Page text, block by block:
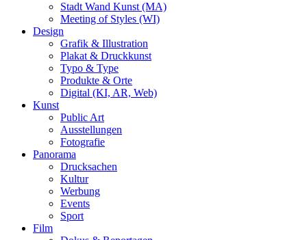
Stadt Wand Kunst (MA)
Meeting of Styles (WI)
Design
Grafik & Illustration
Plakat & Druckkunst
Typo & Type
Produkte & Orte
Digital (KI, AR, Web)
Kunst
Public Art
Ausstellungen
Fotografie
Panorama
Drucksachen
Kultur
Werbung
Events
Sport
Film